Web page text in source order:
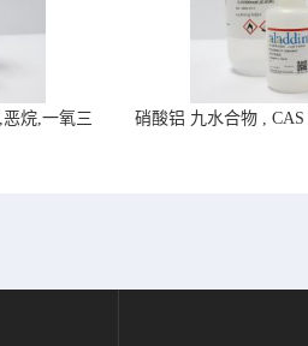
烷,一氧三
硝酸铝 九水合物 ,